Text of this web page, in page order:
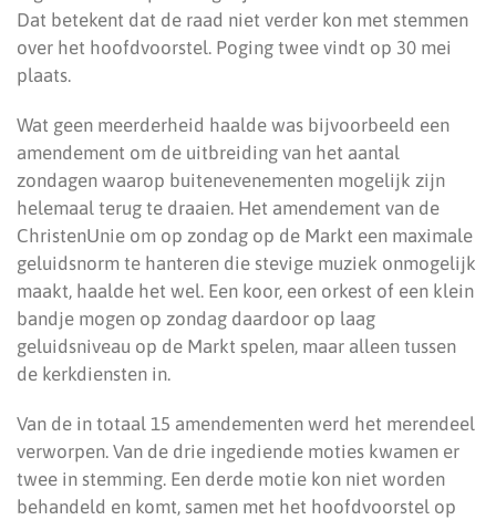
Dat betekent dat de raad niet verder kon met stemmen
over het hoofdvoorstel. Poging twee vindt op 30 mei
plaats.
Wat geen meerderheid haalde was bijvoorbeeld een
amendement om de uitbreiding van het aantal
zondagen waarop buitenevenementen mogelijk zijn
helemaal terug te draaien. Het amendement van de
ChristenUnie om op zondag op de Markt een maximale
geluidsnorm te hanteren die stevige muziek onmogelijk
maakt, haalde het wel. Een koor, een orkest of een klein
bandje mogen op zondag daardoor op laag
geluidsniveau op de Markt spelen, maar alleen tussen
de kerkdiensten in.
Van de in totaal 15 amendementen werd het merendeel
verworpen. Van de drie ingediende moties kwamen er
twee in stemming. Een derde motie kon niet worden
behandeld en komt, samen met het hoofdvoorstel op